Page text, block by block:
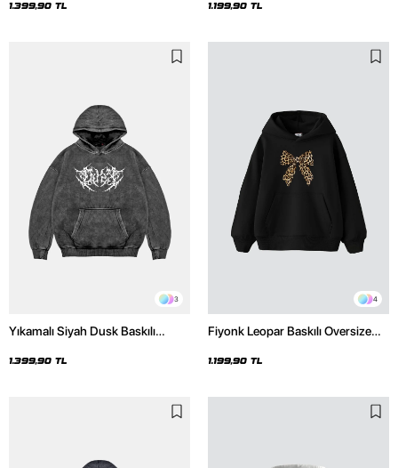
Hoodie
1.399,90 TL 1.199,90 TL
3
Yıkamalı Siyah Dusk Baskılı
1.399,90 TL
4
Fiyonk Leopar Baskılı Oversize
1.199,90 TL